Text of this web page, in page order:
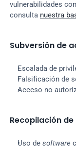
vulnerabilidades
consulta nuestra
Subversión de
Escalada de
Falsificación de
Acceso no
Recopilación
Uso de software